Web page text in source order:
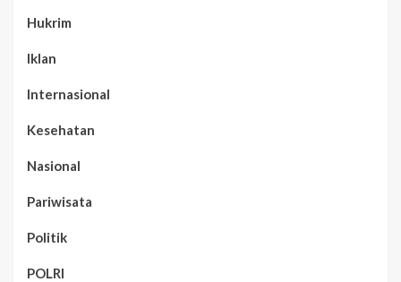
Hukrim
Iklan
Internasional
Kesehatan
Nasional
Pariwisata
Politik
POLRI